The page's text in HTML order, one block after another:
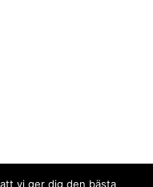
vi ger dig den bästa